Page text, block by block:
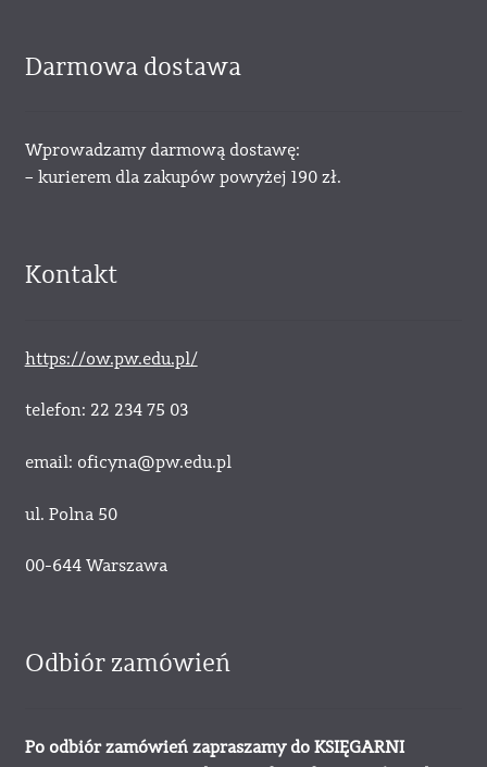
Darmowa dostawa
Wprowadzamy darmową dostawę:
– kurierem dla zakupów powyżej 190 zł.
Kontakt
https://ow.pw.edu.pl/
telefon: 22 234 75 03
email: oficyna@pw.edu.pl
ul. Polna 50
00-644 Warszawa
Odbiór zamówień
Po odbiór zamówień zapraszamy do KSIĘGARNI